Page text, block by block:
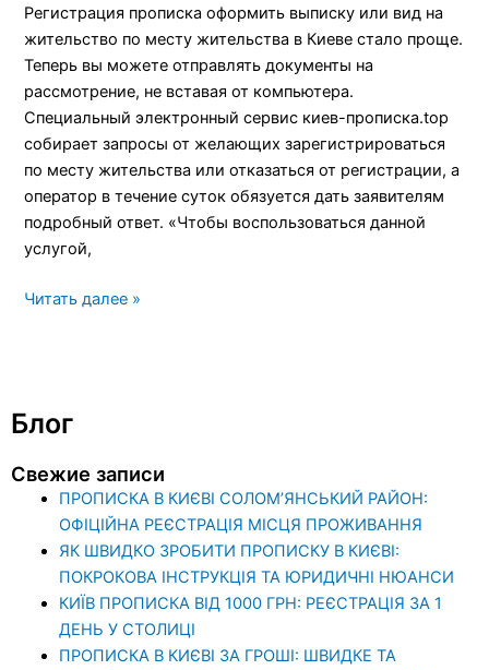
Регистрация прописка оформить выписку или вид на
жительство по месту жительства в Киеве стало проще.
Теперь вы можете отправлять документы на
рассмотрение, не вставая от компьютера.
Специальный электронный сервис киев-прописка.top
собирает запросы от желающих зарегистрироваться
по месту жительства или отказаться от регистрации, а
оператор в течение суток обязуется дать заявителям
подробный ответ. «Чтобы воспользоваться данной
услугой,
Читать далее »
Блог
Свежие записи
ПРОПИСКА В КИЄВІ СОЛОМ’ЯНСЬКИЙ РАЙОН:
ОФІЦІЙНА РЕЄСТРАЦІЯ МІСЦЯ ПРОЖИВАННЯ
ЯК ШВИДКО ЗРОБИТИ ПРОПИСКУ В КИЄВІ:
ПОКРОКОВА ІНСТРУКЦІЯ ТА ЮРИДИЧНІ НЮАНСИ
КИЇВ ПРОПИСКА ВІД 1000 ГРН: РЕЄСТРАЦІЯ ЗА 1
ДЕНЬ У СТОЛИЦІ
ПРОПИСКА В КИЄВІ ЗА ГРОШІ: ШВИДКЕ ТА